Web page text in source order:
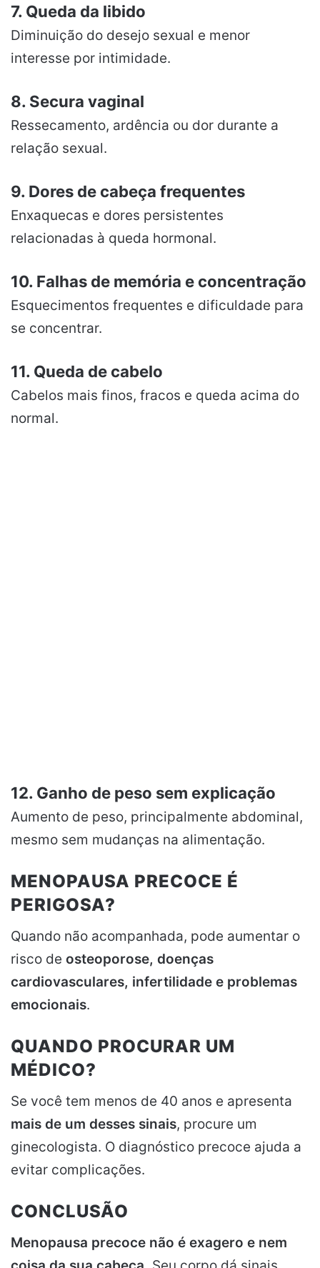
7. Queda da libido
Diminuição do desejo sexual e menor
interesse por intimidade.
8. Secura vaginal
Ressecamento, ardência ou dor durante a
relação sexual.
9. Dores de cabeça frequentes
Enxaquecas e dores persistentes
relacionadas à queda hormonal.
10. Falhas de memória e concentração
Esquecimentos frequentes e dificuldade para
se concentrar.
11. Queda de cabelo
Cabelos mais finos, fracos e queda acima do
normal.
12. Ganho de peso sem explicação
Aumento de peso, principalmente abdominal,
mesmo sem mudanças na alimentação.
MENOPAUSA PRECOCE É
PERIGOSA?
Quando não acompanhada, pode aumentar o
risco de osteoporose, doenças
cardiovasculares, infertilidade e problemas
emocionais.
QUANDO PROCURAR UM
MÉDICO?
Se você tem menos de 40 anos e apresenta
mais de um desses sinais, procure um
ginecologista. O diagnóstico precoce ajuda a
evitar complicações.
CONCLUSÃO
Menopausa precoce não é exagero e nem